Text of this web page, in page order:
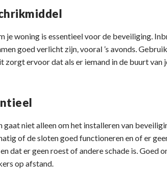
je woning is essentieel voor de beveiliging.
goed verlicht zijn, vooral ’s avonds.
zorgt ervoor dat als er iemand in de buurt
gaat niet alleen om het installeren van
of de sloten goed functioneren en of er
dat er geen roest of andere schade is. Goed
op afstand.